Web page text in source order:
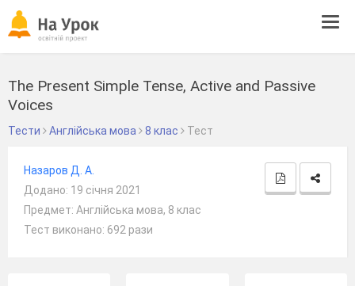
The Present Simple Tense, Active and Passive
Voices
Тести Англійська мова 8 клас Тест
Назаров Д. А.
Додано: 19 січня 2021
Предмет: Англійська мова, 8 клас
Тест виконано: 692 рази